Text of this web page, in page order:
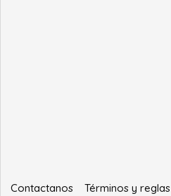
Contactanos Términos y reglas